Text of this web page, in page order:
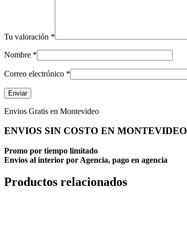
Tu valoración *
Nombre *
Correo electrónico *
Envios Gratis en Montevideo
ENVIOS SIN COSTO EN MONTEVIDEO
Promo por tiempo limitado
Envios al interior por Agencia, pago en agencia
Productos relacionados